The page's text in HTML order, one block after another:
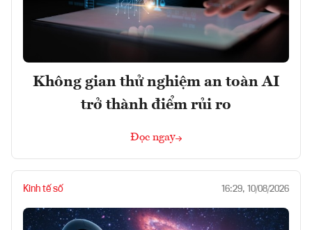
Không gian thử nghiệm an toàn AI
trở thành điểm rủi ro
Đọc ngay
Kinh tế số 16:29, 10/08/2026